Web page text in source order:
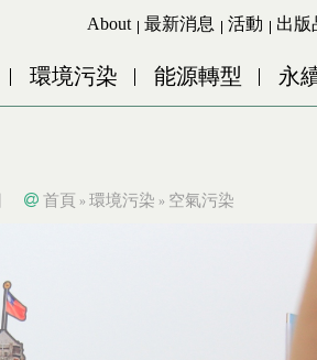
Jump to Navigation
Jump to Main content
About 最新消息 活動 出版
環境污染 能源轉型 永
首頁 » 環境污染 » 空氣污染